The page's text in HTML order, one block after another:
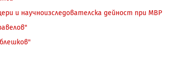
и научноизследователска дейност при МВР